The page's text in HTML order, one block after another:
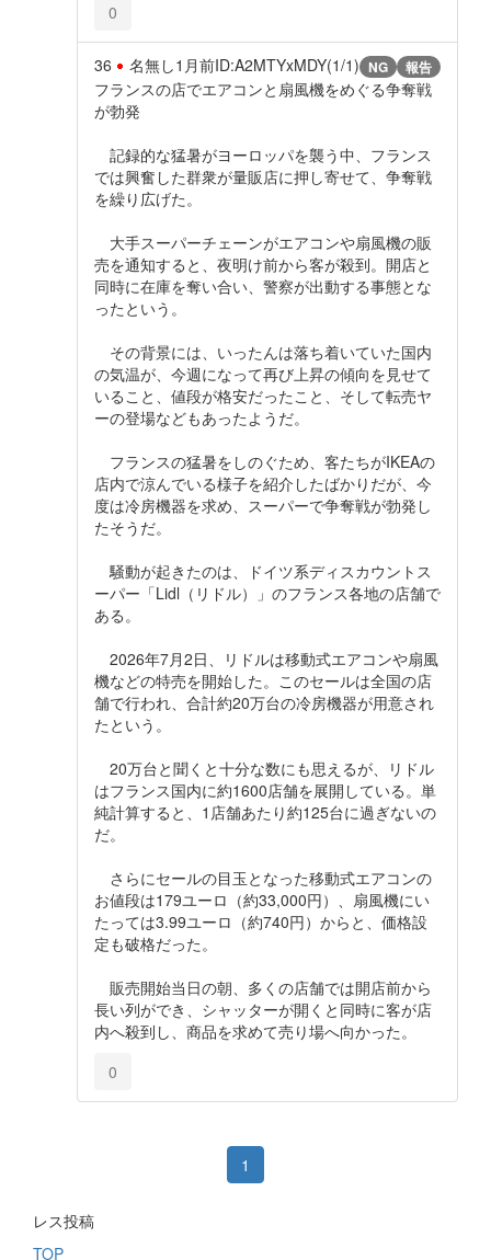
0
36 名無し1月前ID:A2MTYxMDY(1/1) NG 報告
フランスの店でエアコンと扇風機をめぐる争奪戦
が勃発
記録的な猛暑がヨーロッパを襲う中、フランス
では興奮した群衆が量販店に押し寄せて、争奪戦
を繰り広げた。
大手スーパーチェーンがエアコンや扇風機の販
売を通知すると、夜明け前から客が殺到。開店と
同時に在庫を奪い合い、警察が出動する事態とな
ったという。
その背景には、いったんは落ち着いていた国内
の気温が、今週になって再び上昇の傾向を見せて
いること、値段が格安だったこと、そして転売ヤ
ーの登場などもあったようだ。
フランスの猛暑をしのぐため、客たちがIKEAの
店内で涼んでいる様子を紹介したばかりだが、今
度は冷房機器を求め、スーパーで争奪戦が勃発し
たそうだ。
騒動が起きたのは、ドイツ系ディスカウントス
ーパー「Lidl（リドル）」のフランス各地の店舗で
ある。
2026年7月2日、リドルは移動式エアコンや扇風
機などの特売を開始した。このセールは全国の店
舗で行われ、合計約20万台の冷房機器が用意され
たという。
20万台と聞くと十分な数にも思えるが、リドル
はフランス国内に約1600店舗を展開している。単
純計算すると、1店舗あたり約125台に過ぎないの
だ。
さらにセールの目玉となった移動式エアコンの
お値段は179ユーロ（約33,000円）、扇風機にい
たっては3.99ユーロ（約740円）からと、価格設
定も破格だった。
販売開始当日の朝、多くの店舗では開店前から
長い列ができ、シャッターが開くと同時に客が店
内へ殺到し、商品を求めて売り場へ向かった。
0
1
レス投稿
TOP